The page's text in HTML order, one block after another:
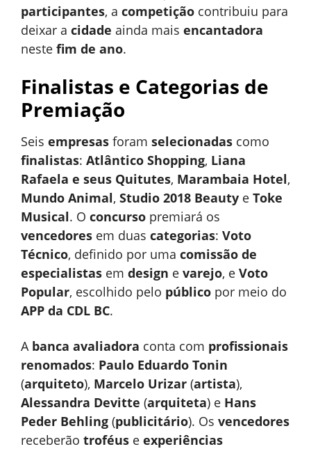
participantes, a competição contribuiu para
deixar a cidade ainda mais encantadora
neste fim de ano.
Finalistas e Categorias de
Premiação
Seis empresas foram selecionadas como
finalistas: Atlântico Shopping, Liana
Rafaela e seus Quitutes, Marambaia Hotel,
Mundo Animal, Studio 2018 Beauty e Toke
Musical. O concurso premiará os
vencedores em duas categorias: Voto
Técnico, definido por uma comissão de
especialistas em design e varejo, e Voto
Popular, escolhido pelo público por meio do
APP da CDL BC.
A banca avaliadora conta com profissionais
renomados: Paulo Eduardo Tonin
(arquiteto), Marcelo Urizar (artista),
Alessandra Devitte (arquiteta) e Hans
Peder Behling (publicitário). Os vencedores
receberão troféus e experiências